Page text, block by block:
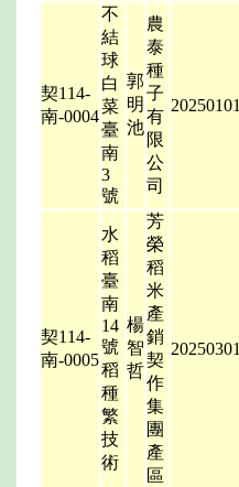
契114-
南-0004
不
結
球
白
菜
臺
南
3
號
郭
明
池
農
泰
種
子
有
限
公
司
20250101
契114-
南-0005
水
稻
臺
南
14
號
稻
種
繁
技
術
楊
智
哲
芳
榮
稻
米
產
銷
契
作
集
團
產
區
20250301